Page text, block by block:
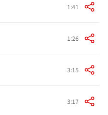
1:41
1:26
3:15
3:17